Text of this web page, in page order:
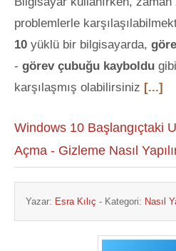
problemlerle
10 yüklü bir bilgisayarda,
- görev çubuğu kayboldu
karşılaşmış olabilirsiniz [...]
Windows 10 Başlangıçtaki
Açma - Gizleme Nasıl
Yazar: Esra Kılıç - Kategori: Nasıl